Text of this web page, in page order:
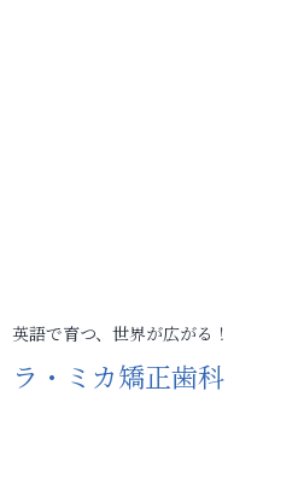
英語で育つ、世界が広がる！
ラ・ミカ矯正歯科